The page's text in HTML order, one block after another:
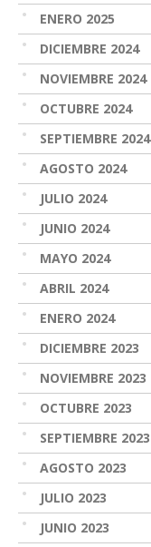
ENERO 2025
DICIEMBRE 2024
NOVIEMBRE 2024
OCTUBRE 2024
SEPTIEMBRE 2024
AGOSTO 2024
JULIO 2024
JUNIO 2024
MAYO 2024
ABRIL 2024
ENERO 2024
DICIEMBRE 2023
NOVIEMBRE 2023
OCTUBRE 2023
SEPTIEMBRE 2023
AGOSTO 2023
JULIO 2023
JUNIO 2023